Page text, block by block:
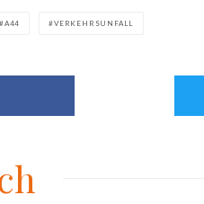
A44 VERKEHRSUNFALL